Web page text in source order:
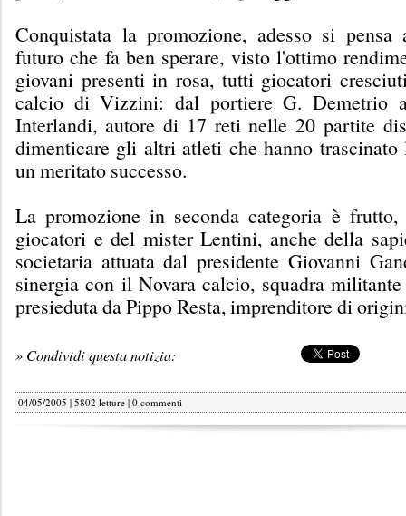
Conquistata la promozione, adesso si
futuro che fa ben sperare, visto l'ottimo
giovani presenti in rosa, tutti giocatori
calcio di Vizzini: dal portiere G. Demetrio
Interlandi, autore di 17 reti nelle 20 partite
dimenticare gli altri atleti che hanno trascinato
un meritato successo.
La promozione in seconda categoria è
giocatori e del mister Lentini, anche della
societaria attuata dal presidente Giovanni
sinergia con il Novara calcio, squadra
presieduta da Pippo Resta, imprenditore di
» Condividi questa notizia:
04/05/2005 | 5802 letture | 0 commenti